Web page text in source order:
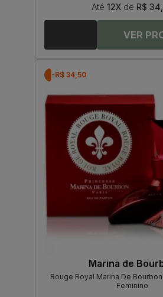
Até 12Xde R$
-R$ 34,50
Marina de
Rouge Royal Marina De
Feminino